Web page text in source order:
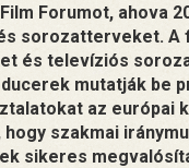
Forumot, ahova
sorozatterveket. A
és televíziós
mutatják be
az európai
szakmai
sikeres